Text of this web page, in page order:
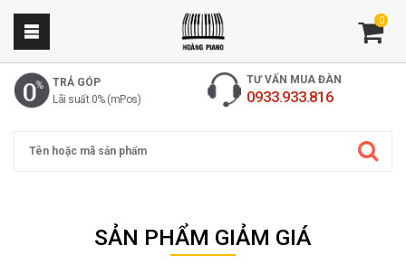
0
TRẢ GÓP
Lãi suất 0% (mPos)
TƯ VẤN MUA ĐÀN
0933.933.816
Cung cấp các sản phẩm đàn piano, đàn organ giá rẻ nhất thị trường. ✅
Sản phẩm chính hãng ✅ bảo trì trọn đời ✅ đền gấp 2 nếu đàn kém chất
SẢN PHẨM GIẢM GIÁ